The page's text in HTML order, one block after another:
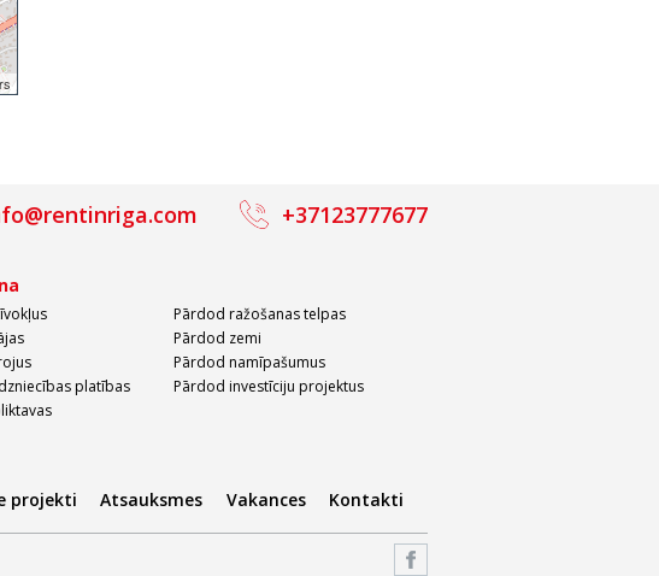
+37123777677
platības
Pārdod ražošanas telpas
Pārdod zemi
Pārdod namīpašumus
Pārdod investīciju projektus
projekti Atsauksmes Vakances Kontakti